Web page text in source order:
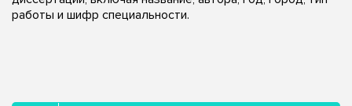
работы и шифр специальности.